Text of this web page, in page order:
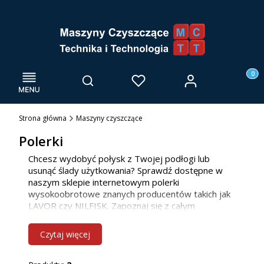
Menu Otwórz wyszukiwarkę
Szukaj Ulubione Zaloguj się
Strona główna Maszyny czyszczące
Polerki
Chcesz wydobyć połysk z Twojej podłogi lub
usunąć ślady użytkowania? Sprawdź dostępne w
naszym sklepie internetowym polerki
wysokoobrotowe znanych producentów takich jak
LAVOR czy NILFISK. Zapoznaj się z całym
nie tylko! Zapraszamy!
Czytaj więcej